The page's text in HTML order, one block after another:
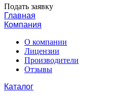
Подать заявку
Главная
Компания
О компании
Лицензии
Производители
Отзывы
Каталог